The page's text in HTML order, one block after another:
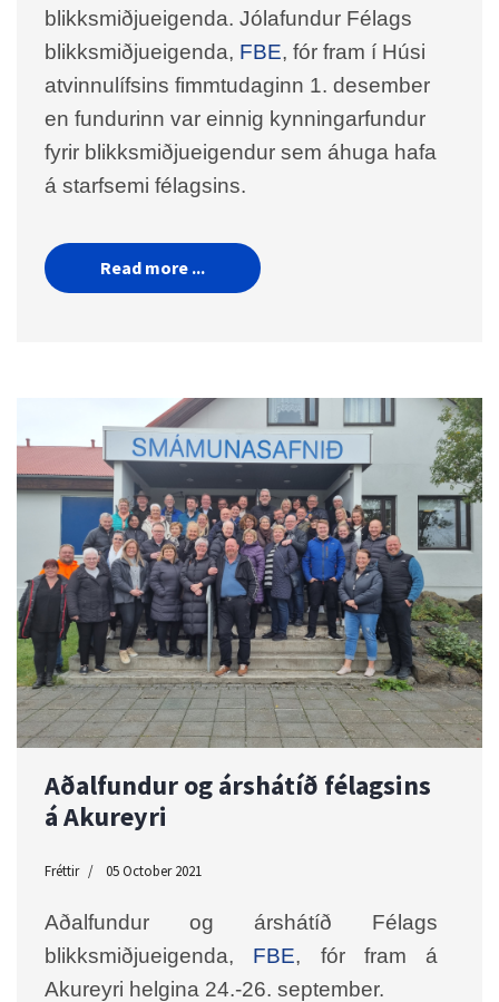
blikksmiðjueigenda. Jólafundur Félags
blikksmiðjueigenda, FBE, fór fram í Húsi
atvinnulífsins fimmtudaginn 1. desember
en fundurinn var einnig kynningarfundur
fyrir blikksmiðjueigendur sem áhuga hafa
á starfsemi félagsins.
Read more ...
Aðalfundur og árshátíð félagsins
á Akureyri
Fréttir 05 October 2021
Aðalfundur og árshátíð Félags
blikksmiðjueigenda, FBE, fór fram á
Akureyri helgina 24.-26. september.